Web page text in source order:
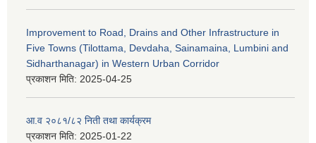
Improvement to Road, Drains and Other Infrastructure in
Five Towns (Tilottama, Devdaha, Sainamaina, Lumbini and
Sidharthanagar) in Western Urban Corridor
प्रकाशन मिति: 2025-04-25
आ.व २०८१/८२ निती तथा कार्यक्रम
प्रकाशन मिति: 2025-01-22